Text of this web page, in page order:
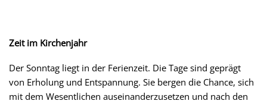
Zeit im Kirchenjahr
Der Sonntag liegt in der Ferienzeit. Die Tage sind geprägt
von Erholung und Entspannung. Sie bergen die Chance, sich
mit dem Wesentlichen auseinanderzusetzen und nach den